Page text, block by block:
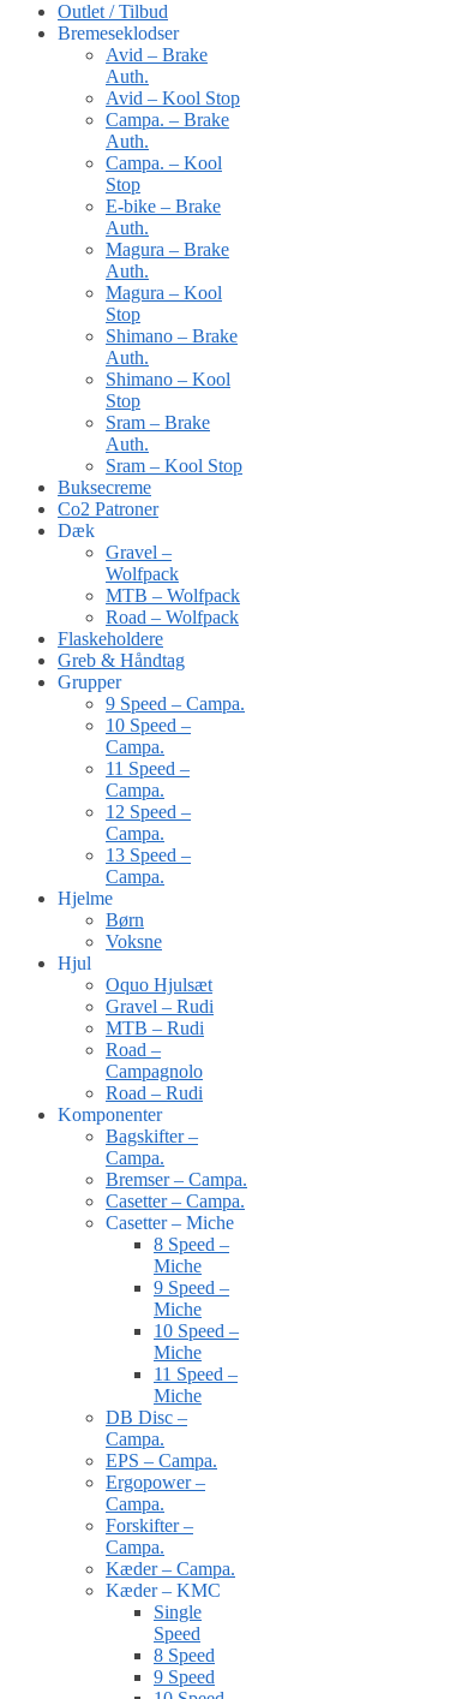
Outlet / Tilbud
Bremeseklodser
Avid – Brake
Auth.
Avid – Kool Stop
Campa. – Brake
Auth.
Campa. – Kool
Stop
E-bike – Brake
Auth.
Magura – Brake
Auth.
Magura – Kool
Stop
Shimano – Brake
Auth.
Shimano – Kool
Stop
Sram – Brake
Auth.
Sram – Kool Stop
Buksecreme
Co2 Patroner
Dæk
Gravel –
Wolfpack
MTB – Wolfpack
Road – Wolfpack
Flaskeholdere
Greb & Håndtag
Grupper
9 Speed – Campa.
10 Speed –
Campa.
11 Speed –
Campa.
12 Speed –
Campa.
13 Speed –
Campa.
Hjelme
Børn
Voksne
Hjul
Oquo Hjulsæt
Gravel – Rudi
MTB – Rudi
Road –
Campagnolo
Road – Rudi
Komponenter
Bagskifter –
Campa.
Bremser – Campa.
Casetter – Campa.
Casetter – Miche
8 Speed –
Miche
9 Speed –
Miche
10 Speed –
Miche
11 Speed –
Miche
DB Disc –
Campa.
EPS – Campa.
Ergopower –
Campa.
Forskifter –
Campa.
Kæder – Campa.
Kæder – KMC
Single
Speed
8 Speed
9 Speed